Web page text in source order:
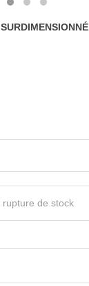
de stock